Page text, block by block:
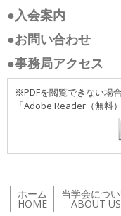
●入会案内
●お問い合わせ
●事務局アクセス
※PDFを閲覧できない場
「Adobe Reader（無料
ホーム
HOME
当学会につ
ABOUT US